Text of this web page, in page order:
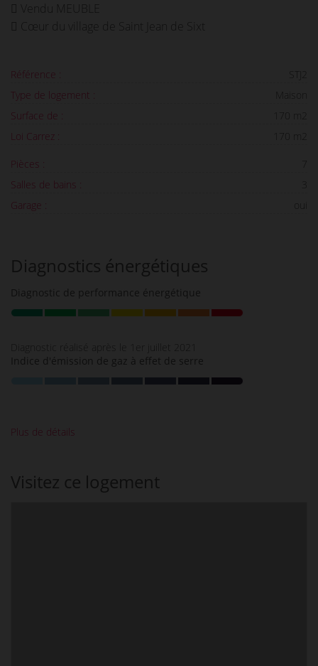
 Vendu MEUBLE
 Cœur du village de Saint Jean de Sixt
Référence :
STJ2
Type de logement :
Surface de :
170 m2
Loi Carrez :
170 m2
Pièces :
Salles de bains :
Garage :
oui
Diagnostics énergétiques
Diagnostic de performance énergétique
Diagnostic réalisé après le 1er juillet 2021
Indice d'émission de gaz à effet de serre
Plus de détails
Visitez ce logement